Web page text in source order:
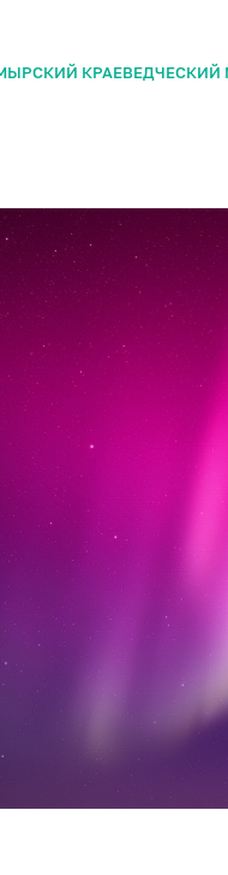
КРАЕВЕДЧЕСКИЙ